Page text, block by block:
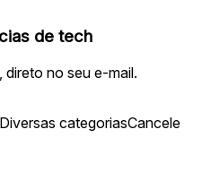
de tech
no seu e-mail.
Diversas categoriasCancele